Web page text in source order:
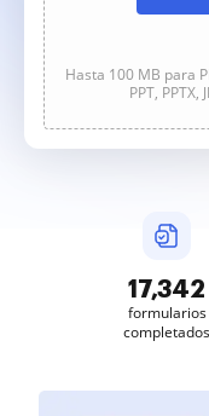
Hasta 100 MB para
PPT, PPTX,
17,345
formularios
completados